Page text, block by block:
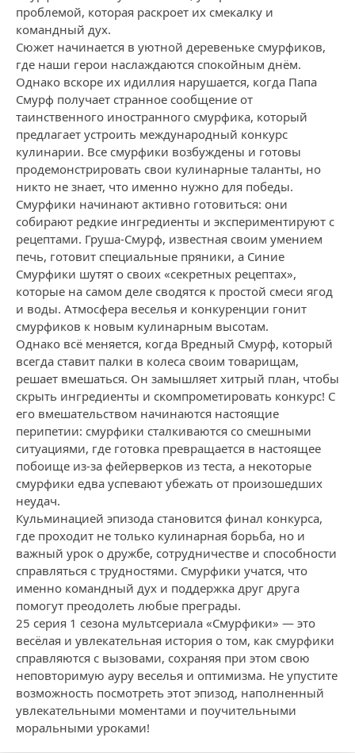
проблемой, которая раскроет их смекалку и
командный дух.
Сюжет начинается в уютной деревеньке смурфиков,
где наши герои наслаждаются спокойным днём.
Однако вскоре их идиллия нарушается, когда Папа
Смурф получает странное сообщение от
таинственного иностранного смурфика, который
предлагает устроить международный конкурс
кулинарии. Все смурфики возбуждены и готовы
продемонстрировать свои кулинарные таланты, но
никто не знает, что именно нужно для победы.
Смурфики начинают активно готовиться: они
собирают редкие ингредиенты и экспериментируют с
рецептами. Груша-Смурф, известная своим умением
печь, готовит специальные пряники, а Синие
Смурфики шутят о своих «секретных рецептах»,
которые на самом деле сводятся к простой смеси ягод
и воды. Атмосфера веселья и конкуренции гонит
смурфиков к новым кулинарным высотам.
Однако всё меняется, когда Вредный Смурф, который
всегда ставит палки в колеса своим товарищам,
решает вмешаться. Он замышляет хитрый план, чтобы
скрыть ингредиенты и скомпрометировать конкурс! С
его вмешательством начинаются настоящие
перипетии: смурфики сталкиваются со смешными
ситуациями, где готовка превращается в настоящее
побоище из-за фейерверков из теста, а некоторые
смурфики едва успевают убежать от произошедших
неудач.
Кульминацией эпизода становится финал конкурса,
где проходит не только кулинарная борьба, но и
важный урок о дружбе, сотрудничестве и способности
справляться с трудностями. Смурфики учатся, что
именно командный дух и поддержка друг друга
помогут преодолеть любые преграды.
25 серия 1 сезона мультсериала «Смурфики» — это
весёлая и увлекательная история о том, как смурфики
справляются с вызовами, сохраняя при этом свою
неповторимую ауру веселья и оптимизма. Не упустите
возможность посмотреть этот эпизод, наполненный
увлекательными моментами и поучительными
моральными уроками!